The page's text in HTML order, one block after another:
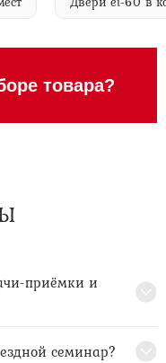
товара?
приёмки и
семинар?